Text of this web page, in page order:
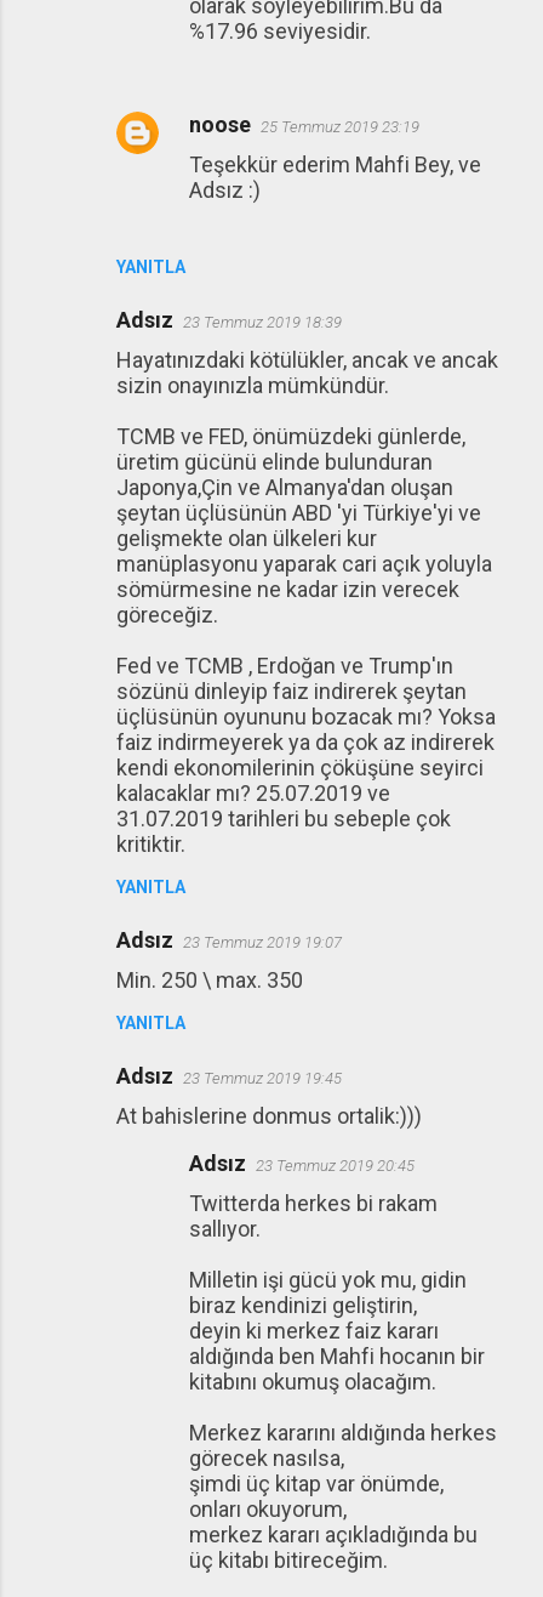
YANITLA
olarak söyleyebilirim.Bu da
%17.96 seviyesidir.
noose 25 Temmuz 2019 23:19
Teşekkür ederim Mahfi Bey, ve
Adsız :)
Adsız 23 Temmuz 2019 18:39
Hayatınızdaki kötülükler, ancak ve ancak
sizin onayınızla mümkündür.
TCMB ve FED, önümüzdeki günlerde,
üretim gücünü elinde bulunduran
Japonya,Çin ve Almanya'dan oluşan
şeytan üçlüsünün ABD 'yi Türkiye'yi ve
gelişmekte olan ülkeleri kur
manüplasyonu yaparak cari açık yoluyla
sömürmesine ne kadar izin verecek
göreceğiz.
Fed ve TCMB , Erdoğan ve Trump'ın
sözünü dinleyip faiz indirerek şeytan
üçlüsünün oyununu bozacak mı? Yoksa
faiz indirmeyerek ya da çok az indirerek
kendi ekonomilerinin çöküşüne seyirci
kalacaklar mı? 25.07.2019 ve
31.07.2019 tarihleri bu sebeple çok
kritiktir.
YANITLA
Adsız 23 Temmuz 2019 19:07
Min. 250 \ max. 350
YANITLA
Adsız 23 Temmuz 2019 19:45
At bahislerine donmus ortalik:)))
Adsız 23 Temmuz 2019 20:45
Twitterda herkes bi rakam
sallıyor.
Milletin işi gücü yok mu, gidin
biraz kendinizi geliştirin,
deyin ki merkez faiz kararı
aldığında ben Mahfi hocanın bir
kitabını okumuş olacağım.
Merkez kararını aldığında herkes
görecek nasılsa,
şimdi üç kitap var önümde,
onları okuyorum,
merkez kararı açıkladığında bu
üç kitabı bitireceğim.